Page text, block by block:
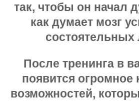
так, чтобы он начал
как думает мозг
После тренинга в
появится огромное
возможностей,